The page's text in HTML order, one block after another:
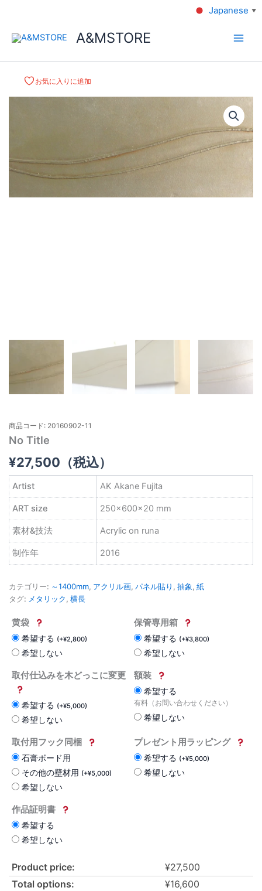
A&MSTORE
お気に入りに追加
商品コード: 20160902-11
No Title
¥27,500 （税込）
Artist AK Akane Fujita
ART size 250×600×20 mm
素材&技法 Acrylic on runa
制作年 2016
カテゴリー: ～1400mm, アクリル画, パネル貼り , 抽象 , 紙
タグ: メタリック , 横長
黄袋
希望する (+¥2,800)
希望しない
保管専用箱
希望する (+¥3,800)
希望しない
取付仕込みを木どっこに変更
希望する (+¥5,000)
希望しない
額装
希望する
有料（お問い合わせください）
希望しない
取付用フック同梱
石膏ボード用
その他の壁材用 (+¥5,000)
希望しない
プレゼント用ラッピング
希望する (+¥5,000)
希望しない
作品証明書
希望する
希望しない
Product price: ¥27,500
Total options:
¥16,600
Japanese ▼